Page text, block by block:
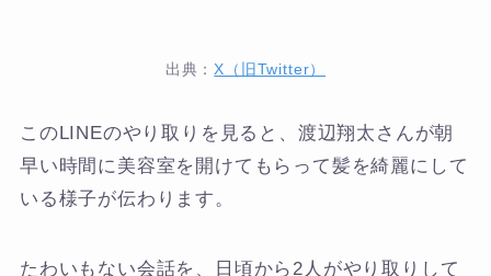
出典： X（旧Twitter）
このLINEのやり取りを見ると、渡辺翔太さんが朝
早い時間に美容室を開けてもらって髪を綺麗にして
いる様子が伝わります。
たわいもない会話を、日頃から2人がやり取りして